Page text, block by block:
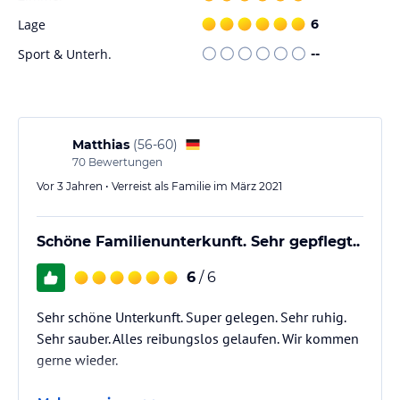
Lage 6
Sport & Unterh. --
Matthias (56-60)
70 Bewertungen
Vor 3 Jahren • Verreist als Familie im März 2021
Schöne Familienunterkunft. Sehr gepflegt..
6 / 6
Sehr schöne Unterkunft. Super gelegen. Sehr ruhig.
Sehr sauber. Alles reibungslos gelaufen. Wir kommen
gerne wieder.